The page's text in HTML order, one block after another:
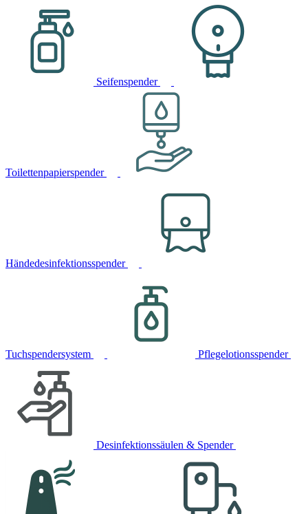
Seifenspender
Toilettenpapierspender
Händedesinfektionsspender
Tuchspendersystem Pflegelotionsspender
Desinfektionssäulen & Spender